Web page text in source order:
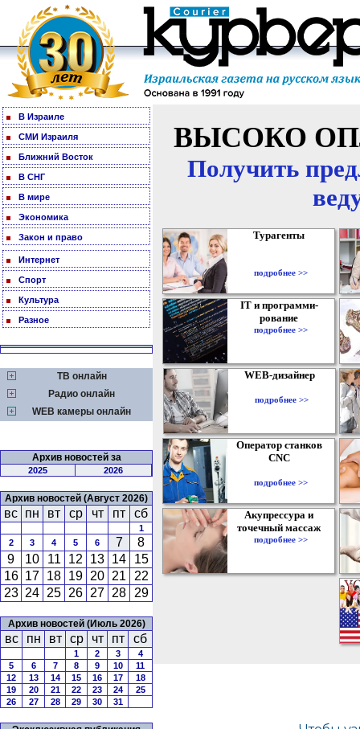
В Израиле
СМИ Израиля
Ближний Восток
В СНГ
В мире
Экономика
Закон и право
Интернет
Спорт
Культура
Разное
ТВ онлайн
Радио онлайн
WEB камеры онлайн
Архив новостей за
2025 2026
Архив новостей (Август 2026)
вс пн вт ср чт пт сб
1
2
3 4 5 6 7
8
9
10 11 12 13 14
15
16 17 18 19 20 21
22
23 24 25 26 27 28 29
Архив новостей (Июль 2026)
вс пн вт ср чт пт сб
1 2 3
4
5
6 7 8 9 10
11
12
13 14 15 16 17
18
19
20 21 22 23 24
25
26
27 28 29 30 31
ВЫСОКО
Получить
Турагенты
подробнее >>
IT и программи-
рование
подробнее >>
WEB-дизайнер
подробнее >>
Оператор станков
CNC
подробнее >>
Акупрессура и
точечный массаж
подробнее >>